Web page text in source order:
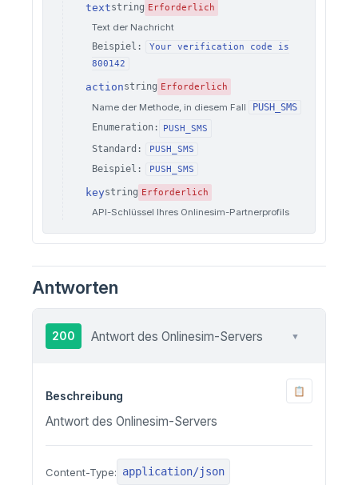
textstring Erforderlich
Text der Nachricht
Beispiel:
Your verification code is
800142
actionstring Erforderlich
Name der Methode, in diesem Fall
PUSH_SMS
Enumeration:
PUSH_SMS
Standard: PUSH_SMS
Beispiel: PUSH_SMS
keystring Erforderlich
API-Schlüssel Ihres Onlinesim-Partnerprofils
Antworten
200 Antwort des Onlinesim-Servers ▼
Beschreibung 📋
Antwort des Onlinesim-Servers
Content-Type: application/json